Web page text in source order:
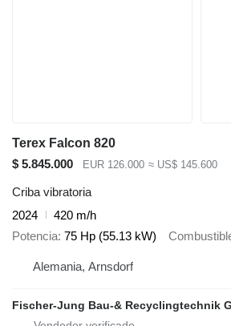
Terex Falcon 820
$ 5.845.000
EUR 126.000 ≈ US$ 145.600
Criba vibratoria
2024
420 m/h
Potencia 75 Hp (55.13 kW)
Alemania, Arnsdorf
Fischer-Jung Bau-& Recyclingtechnik